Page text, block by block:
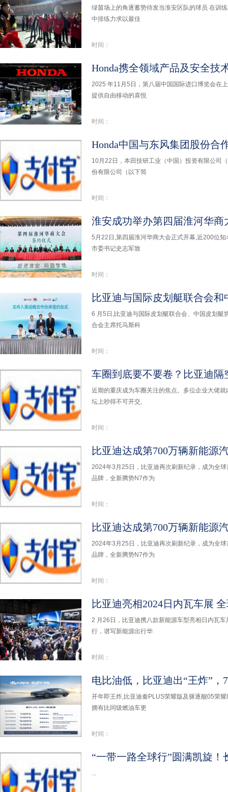
绿茵场上的角逐蓄势待发当淮安区队的球员 在训
中排练力求以最佳
时间：
2025 年11月5日，第八届中国国际进口博览会在
提供自由移动的喜悦
时间：
10月22日，本田技研工业（中国）投资有限公司
份有限公司（以下简
时间：
5月22日,第四届淮河华商大会正式开幕,近200位
市委书记史志军致
时间：
6 月5日,比亚迪与国际皮划艇联合会、中国皮划艇
合会主席托马斯科
时间：
车圈到底要不要卷？比亚迪隔
近期的重庆成为车圈关注的焦点。多位企业大佬
坛上吵得不可开交,
时间：
2024年3月25日，比亚迪再次刷新纪录，成为全
品牌，全新腾势N7作为
时间：
2024年3月25日，比亚迪再次刷新纪录，成为全
品牌，全新腾势N7作为
时间：
比亚迪亮相2024日内瓦车展
2 月26日，比亚迪携八款新能源车型亮相日内瓦
行，谱写新能源出行华
时间：
电比油低，比亚迪出“王炸”，
开年即王炸,比亚迪秦PLUS荣耀版及驱逐舰05荣
拥有比同级燃油车更
时间：
...